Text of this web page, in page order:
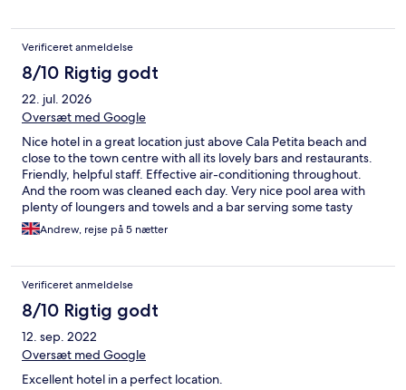
Verificeret anmeldelse
8/10 Rigtig godt
22. jul. 2026
Oversæt med Google
Nice hotel in a great location just above Cala Petita beach and
close to the town centre with all its lovely bars and restaurants.
Friendly, helpful staff. Effective air-conditioning throughout.
And the room was cleaned each day. Very nice pool area with
plenty of loungers and towels and a bar serving some tasty
lunchtime food (try the tuna nicoise salad). The breakfast was
the star of the show however, a fantastic variety of options
spacious and included a mini-bar, a safe, ample hangers, tea
and coffee making facilities, The only negative was that the
patio door would not open but in all honesty, it was too hot to sit
outside for very long (July 16-21) so not a big issue. I would
happily return.
Andrew, rejse på 5 nætter
Verificeret anmeldelse
8/10 Rigtig godt
12. sep. 2022
Oversæt med Google
Excellent hotel in a perfect location.